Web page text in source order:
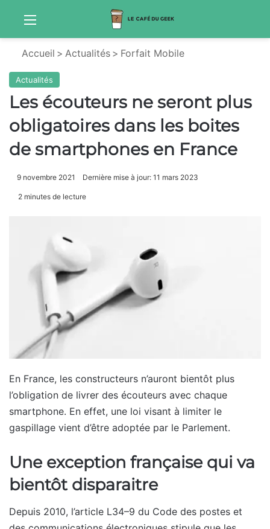
Menu
Accueil > Actualités > Forfait Mobile
Actualités
Les écouteurs ne seront plus
obligatoires dans les boites
de smartphones en France
9 novembre 2021 Dernière mise à jour: 11 mars 2023
2 minutes de lecture
En France, les constructeurs n’auront bientôt plus
l’obligation de livrer des écouteurs avec chaque
smartphone. En effet, une loi visant à limiter le
gaspillage vient d’être adoptée par le Parlement.
Une exception française qui va
bientôt disparaitre
Depuis 2010, l’article L34–9 du Code des postes et